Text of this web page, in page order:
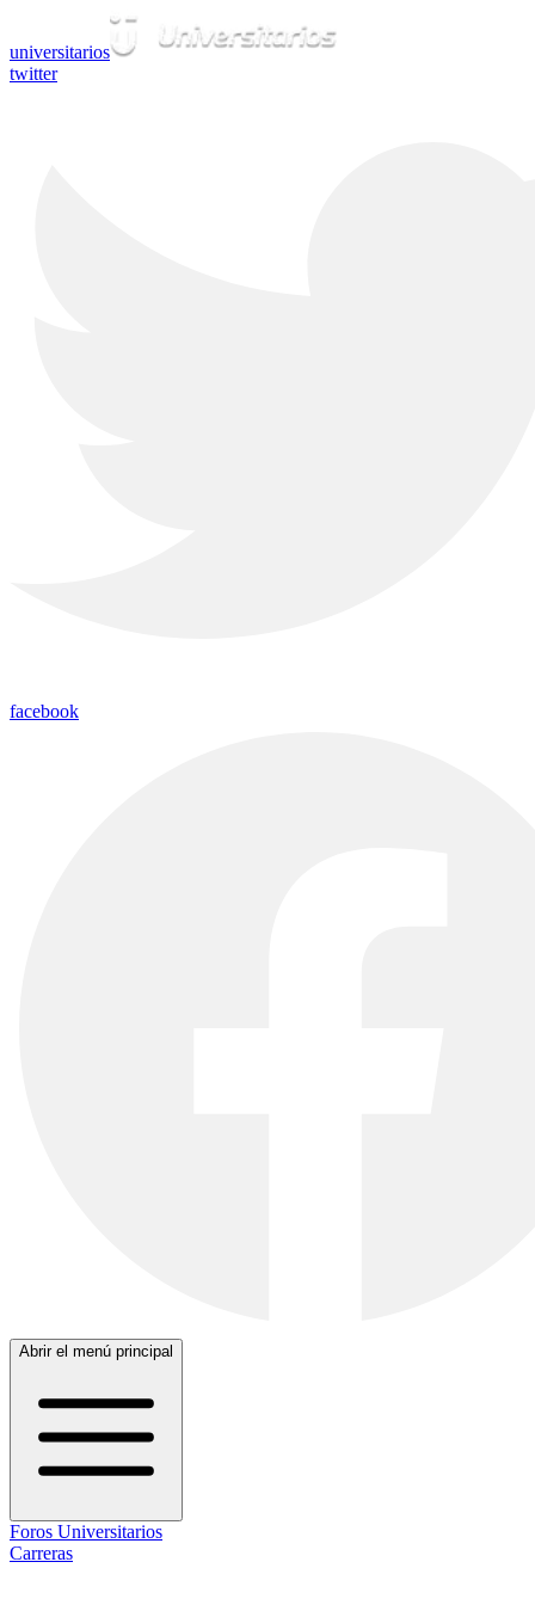
universitarios
twitter
facebook
Abrir el menú principal
Foros Universitarios
Carreras